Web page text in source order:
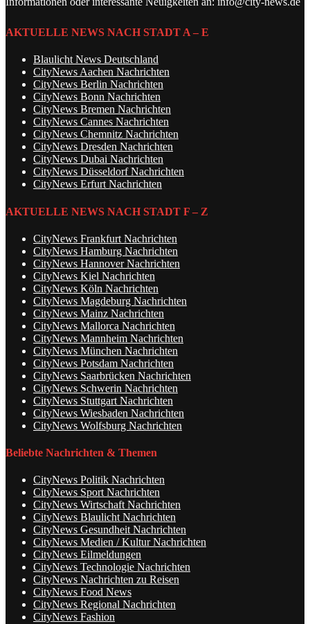
AKTUELLE NEWS NACH STADT A – E
Blaulicht News Deutschland
CityNews Aachen Nachrichten
CityNews Berlin Nachrichten
CityNews Bonn Nachrichten
CityNews Bremen Nachrichten
CityNews Cannes Nachrichten
CityNews Chemnitz Nachrichten
CityNews Dresden Nachrichten
CityNews Dubai Nachrichten
CityNews Düsseldorf Nachrichten
CityNews Erfurt Nachrichten
AKTUELLE NEWS NACH STADT F – Z
CityNews Frankfurt Nachrichten
CityNews Hamburg Nachrichten
CityNews Hannover Nachrichten
CityNews Kiel Nachrichten
CityNews Köln Nachrichten
CityNews Magdeburg Nachrichten
CityNews Mainz Nachrichten
CityNews Mallorca Nachrichten
CityNews Mannheim Nachrichten
CityNews München Nachrichten
CityNews Potsdam Nachrichten
CityNews Saarbrücken Nachrichten
CityNews Schwerin Nachrichten
CityNews Stuttgart Nachrichten
CityNews Wiesbaden Nachrichten
CityNews Wolfsburg Nachrichten
Beliebte Nachrichten & Themen
CityNews Politik Nachrichten
CityNews Sport Nachrichten
CityNews Wirtschaft Nachrichten
CityNews Blaulicht Nachrichten
CityNews Gesundheit Nachrichten
CityNews Medien / Kultur Nachrichten
CityNews Eilmeldungen
CityNews Technologie Nachrichten
CityNews Nachrichten zu Reisen
CityNews Food News
CityNews Regional Nachrichten
CityNews Fashion